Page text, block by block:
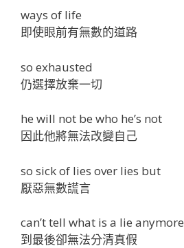
ways of life
即使眼前有無數的道路
so exhausted
仍選擇放棄一切
he will not be who he’s not
因此他將無法改變自己
so sick of lies over lies but
厭惡無數謊言
can’t tell what is a lie anymore
到最後卻無法分清真假